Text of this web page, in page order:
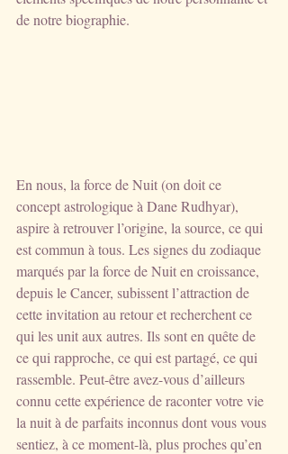
de notre biographie.
En nous, la force de Nuit (on doit ce
concept astrologique à Dane Rudhyar),
aspire à retrouver l’origine, la source, ce qui
est commun à tous. Les signes du zodiaque
marqués par la force de Nuit en croissance,
depuis le Cancer, subissent l’attraction de
cette invitation au retour et recherchent ce
qui les unit aux autres. Ils sont en quête de
ce qui rapproche, ce qui est partagé, ce qui
rassemble. Peut-être avez-vous d’ailleurs
connu cette expérience de raconter votre vie
la nuit à de parfaits inconnus dont vous vous
sentiez, à ce moment-là, plus proches qu’en